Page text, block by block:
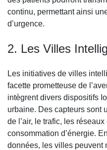
continu, permettant ainsi
d’urgence.
2. Les Villes
Les initiatives de villes
facette prometteuse de
intègrent divers dispositifs
urbaine. Des capteurs sont
de l’air, le trafic, les réseaux
consommation d’énergie.
données, les villes peuvent